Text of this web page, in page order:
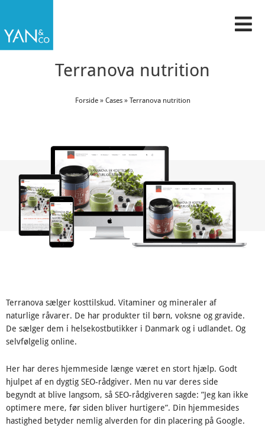
indholdet
Terranova nutrition
Forside»Cases»Terranova nutrition
Terranova sælger kosttilskud. Vitaminer og mineraler af
naturlige råvarer. De har produkter til børn, voksne og gravide.
De sælger dem i helsekostbutikker i Danmark og i udlandet. Og
selvfølgelig online.
Her har deres hjemmeside længe været en stort hjælp. Godt
hjulpet af en dygtig SEO-rådgiver. Men nu var deres side
begyndt at blive langsom, så SEO-rådgiveren sagde: ”Jeg kan ikke
optimere mere, før siden bliver hurtigere”. Din hjemmesides
hastighed betyder nemlig alverden for din placering på Google.